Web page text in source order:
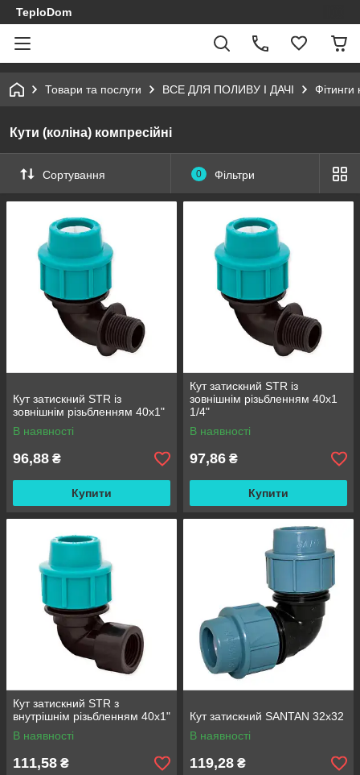
TeploDom
Товари та послуги ВСЕ ДЛЯ ПОЛИВУ І ДАЧІ Фітинги
Кути (коліна) компресійні
Сортування 0 Фільтри
Кут затискний STR із
зовнішнім різьбленням 40х1"
В наявності
96,88 ₴
Купити
Кут затискний STR із
зовнішнім різьбленням 40х1
1/4"
В наявності
97,86 ₴
Купити
Кут затискний STR з
внутрішнім різьбленням 40х1"
В наявності
111,58 ₴
Кут затискний SANTAN 32х32
В наявності
119,28 ₴